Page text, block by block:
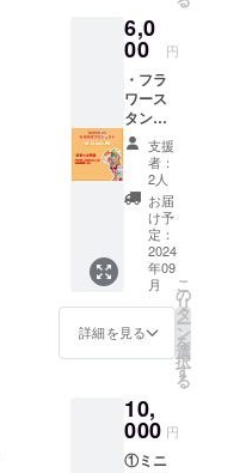
ていた
だきま
す。 備
考欄に
記載希
望のお
名前
（ニッ
クネー
ム可）
を記載
くださ
い。 ※
ネーム
プレー
トのお
持ち帰
※お名前
クネー
ム可）
は、6文
字まで
6,0
00 円
・フラ
ワース
タンド
への名
前掲載
（大）
当日会
場にあ
るフラ
ワース
タンド
に生誕
祭支援
者とし
てお名
前を掲
ていた
だきま
す。 備
考欄に
支援
者：
2人
お届
け予
定：
2024
年09
月
詳細を見る
こ
の
リ
タ
ー
ン
を
選
択
す
る
10,
000 円
①ミニ